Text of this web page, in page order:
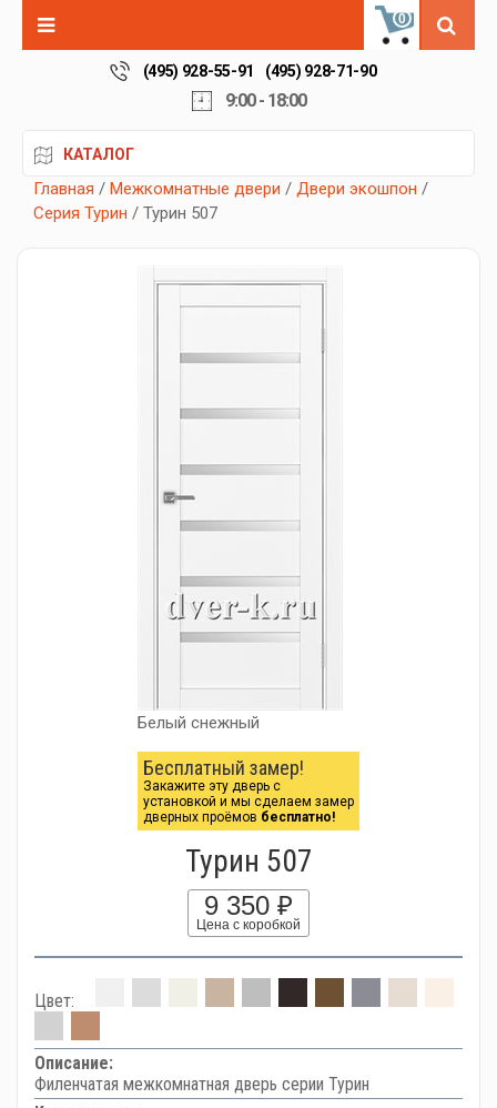
0
(495) 928-55-91 (495) 928-71-90
9:00 - 18:00
КАТАЛОГ
Главная / Межкомнатные двери / Двери экошпон /
Серия Турин / Турин 507
Белый снежный
Бесплатный замер!
Закажите эту дверь с
установкой и мы сделаем замер
дверных проёмов бесплатно!
Турин 507
9 350 ₽
Цена с коробкой
Цвет:
Описание:
Филенчатая межкомнатная дверь серии Турин